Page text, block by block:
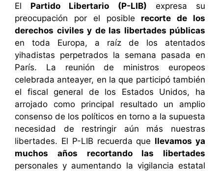
El Partido Libertario (P-LIB) expresa su
preocupación por el posible recorte de los
derechos civiles y de las libertades públicas
en toda Europa, a raíz de los atentados
yihadistas perpetrados la semana pasada en
París. La reunión de ministros europeos
celebrada anteayer, en la que participó también
el fiscal general de los Estados Unidos, ha
arrojado como principal resultado un amplio
consenso de los políticos en torno a la supuesta
necesidad de restringir aún más nuestras
libertades. El P-LIB recuerda que llevamos ya
muchos años recortando las libertades
personales y aumentando la vigilancia estatal